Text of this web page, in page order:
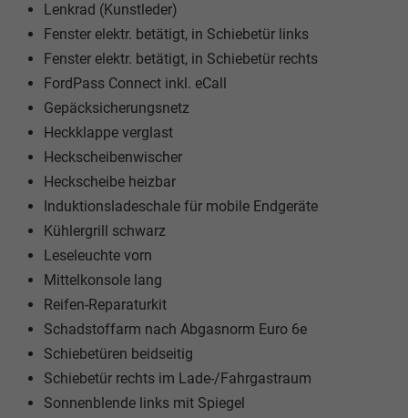
Lenkrad (Kunstleder)
Fenster elektr. betätigt, in Schiebetür links
Fenster elektr. betätigt, in Schiebetür rechts
FordPass Connect inkl. eCall
Gepäcksicherungsnetz
Heckklappe verglast
Heckscheibenwischer
Heckscheibe heizbar
Induktionsladeschale für mobile Endgeräte
Kühlergrill schwarz
Leseleuchte vorn
Mittelkonsole lang
Reifen-Reparaturkit
Schadstoffarm nach Abgasnorm Euro 6e
Schiebetüren beidseitig
Schiebetür rechts im Lade-/Fahrgastraum
Sonnenblende links mit Spiegel